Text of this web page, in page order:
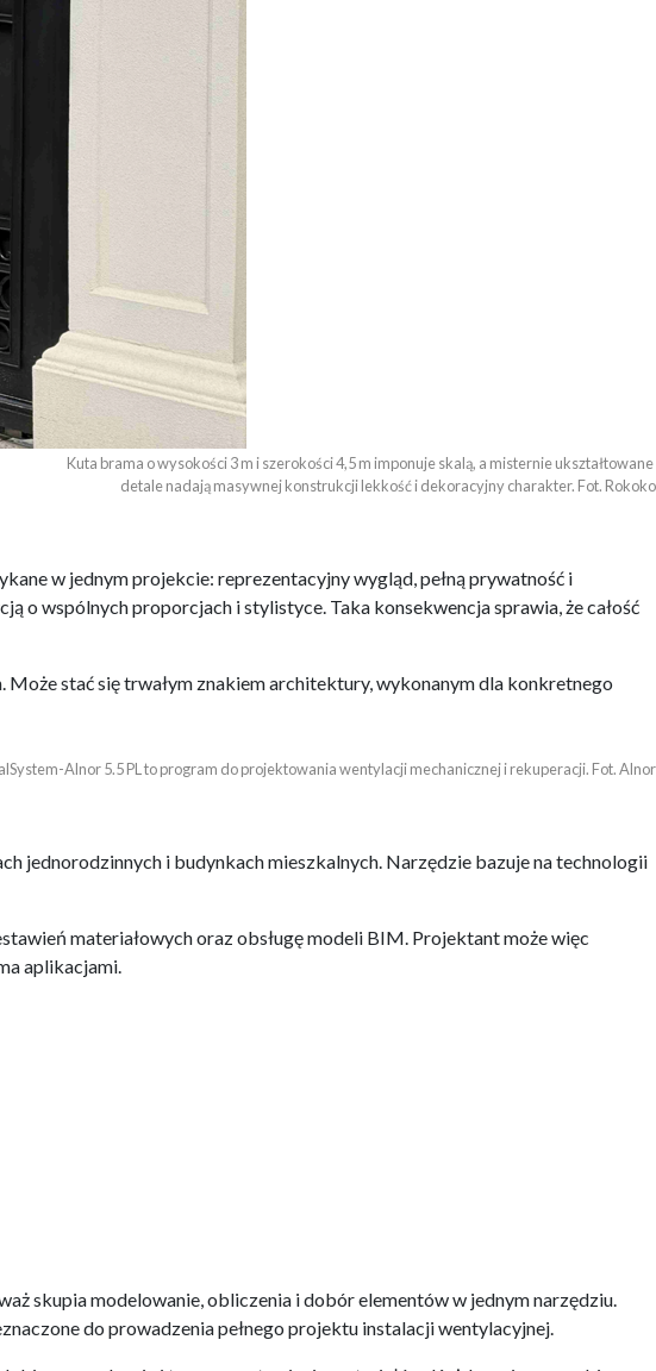
Kuta brama o wysokości 3 m i szerokości 4,5 m imponuje skalą, a misternie ukształtowane
detale nadają masywnej konstrukcji lekkość i dekoracyjny charakter. Fot. Rokoko
w jednym projekcie: reprezentacyjny wygląd, pełną prywatność i
o wspólnych proporcjach i stylistyce. Taka konsekwencja sprawia, że całość
stać się trwałym znakiem architektury, wykonanym dla konkretnego
Alnor 5.5 PL to program do projektowania wentylacji mechanicznej i rekuperacji. Fot. Alnor
jednorodzinnych i budynkach mieszkalnych. Narzędzie bazuje na technologii
materiałowych oraz obsługę modeli BIM. Projektant może więc
aplikacjami.
skupia modelowanie, obliczenia i dobór elementów w jednym narzędziu.
do prowadzenia pełnego projektu instalacji wentylacyjnej.